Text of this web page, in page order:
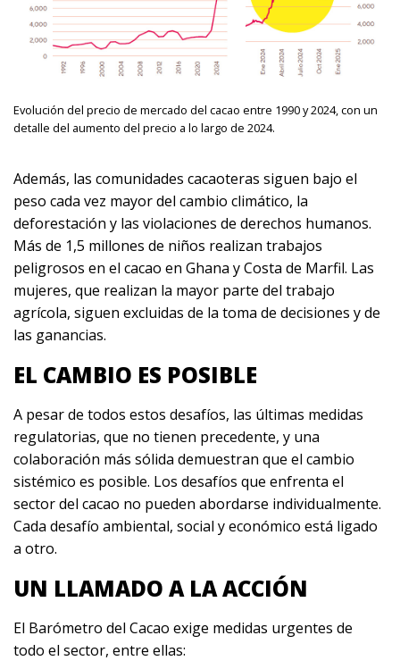
Evolución del precio de mercado del cacao entre 1990 y 2024, con un
detalle del aumento del precio a lo largo de 2024.
Además, las comunidades cacaoteras siguen bajo el
peso cada vez mayor del cambio climático, la
deforestación y las violaciones de derechos humanos.
Más de 1,5 millones de niños realizan trabajos
peligrosos en el cacao en Ghana y Costa de Marfil. Las
mujeres, que realizan la mayor parte del trabajo
agrícola, siguen excluidas de la toma de decisiones y de
las ganancias.
EL CAMBIO ES POSIBLE
A pesar de todos estos desafíos, las últimas medidas
regulatorias, que no tienen precedente, y una
colaboración más sólida demuestran que el cambio
sistémico es posible. Los desafíos que enfrenta el
sector del cacao no pueden abordarse individualmente.
Cada desafío ambiental, social y económico está ligado
a otro.
UN LLAMADO A LA ACCIÓN
El Barómetro del Cacao exige medidas urgentes de
todo el sector, entre ellas: